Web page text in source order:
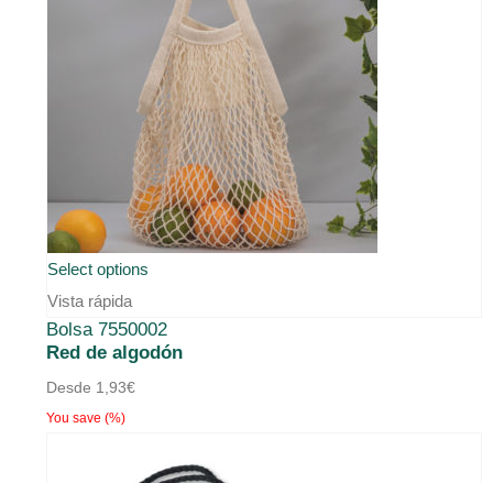
Select options
Vista rápida
Bolsa 7550002
Red de algodón
Desde 1,93€
You save (%)